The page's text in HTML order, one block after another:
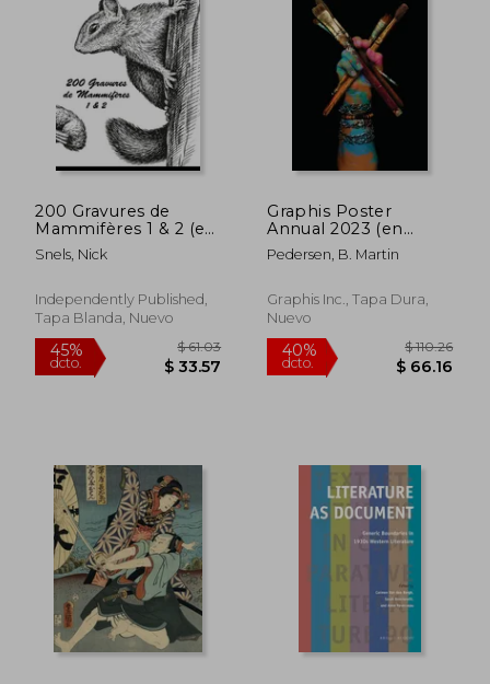
45%
dcto.
$ 48.52
$ 26.68
45%
dcto.
40%
dcto.
$ 40.86
$ 24.52
40%
200 Gravures de
Mammifères 1 & 2 (en
Francés)
Snels, Nick
Independently Published,
Tapa Blanda, Nuevo
Graphis Poster
Annual 2023 (en
Inglés)
Pedersen, B. Martin
Graphis Inc., Tapa Dura,
Nuevo